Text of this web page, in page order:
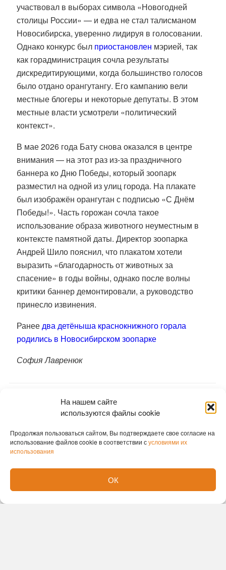
На нашем сайте
используются файлы cookie
Продолжая пользоваться сайтом, Вы подтверждаете свое согласие на
использование файлов cookie в соответствии сусловиями их
использования
ОК
участвовал в выборах символа «Новогодней
столицы России» — и едва не стал талисманом
Новосибирска, уверенно лидируя в голосовании.
Однако конкурс был приостановлен мэрией, так
как горадминистрация сочла результаты
дискредитирующими, когда большинство голосов
было отдано орангутангу. Его кампанию вели
местные блогеры и некоторые депутаты. В этом
местные власти усмотрели «политический
контекст».
В мае 2026 года Бату снова оказался в центре
внимания — на этот раз из-за праздничного
баннера ко Дню Победы, который зоопарк
разместил на одной из улиц города. На плакате
был изображён орангутан с подписью «С Днём
Победы!». Часть горожан сочла такое
использование образа животного неуместным в
контексте памятной даты. Директор зоопарка
Андрей Шило пояснил, что плакатом хотели
выразить «благодарность от животных за
спасение» в годы войны, однако после волны
критики баннер демонтировали, а руководство
принесло извинения.
Ранеедва детёныша краснокнижного горала
родились в Новосибирском зоопарке
София Лавренюк